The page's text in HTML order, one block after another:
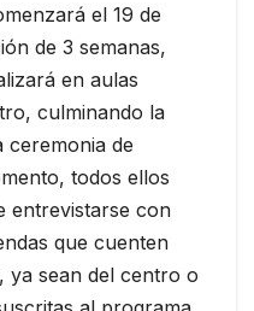
el 19 de
de 3 semanas,
en aulas
culminando la
de
todos ellos
entrevistarse con
que cuenten
ya sean del centro o